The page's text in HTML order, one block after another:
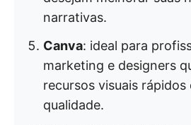
narrativas.
Canva: ideal para
marketing e designers
recursos visuais rápidos
qualidade.